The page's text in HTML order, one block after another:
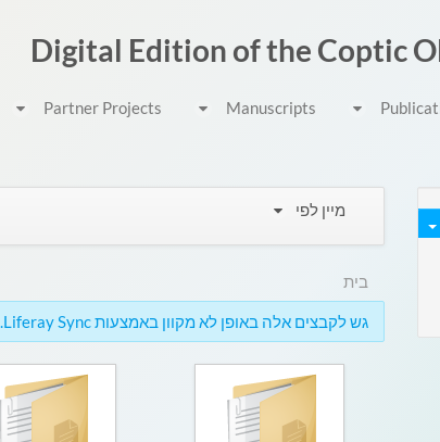
Digital Edition of the Coptic
Manuscripts
Partner Projects
מיין לפי
בית
גש לקבצים אלה באופן לא מקוון באמצעות Liferay Sync.